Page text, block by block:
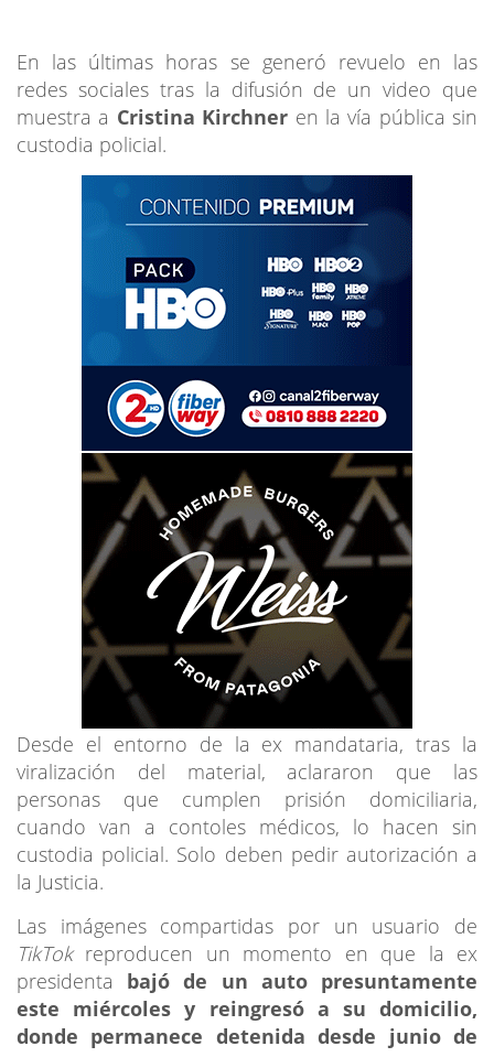
En las últimas horas se generó revuelo en las
redes sociales tras la difusión de un video que
muestra a Cristina Kirchner en la vía pública sin
custodia policial.
Desde el entorno de la ex mandataria, tras la
viralización del material, aclararon que las
personas que cumplen prisión domiciliaria,
cuando van a contoles médicos, lo hacen sin
custodia policial. Solo deben pedir autorización a
la Justicia.
Las imágenes compartidas por un usuario de
TikTokreproducen un momento en que la ex
presidenta bajó de un auto presuntamente
este miércoles y reingresó a su domicilio,
donde permanece detenida desde junio de